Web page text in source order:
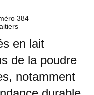
384
en lait
de la poudre
notamment